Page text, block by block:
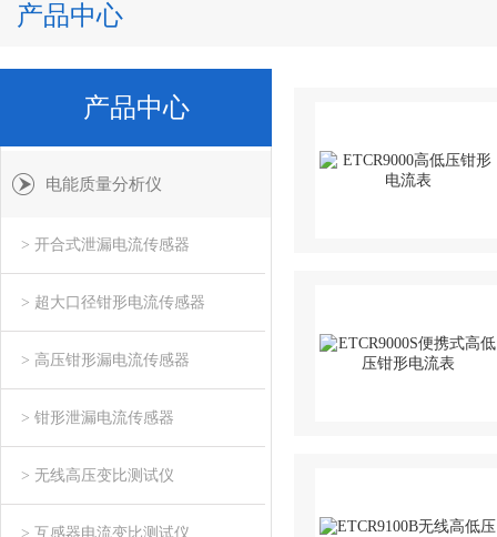
产品中心
产品中心
电能质量分析仪
> 开合式泄漏电流传感器
> 超大口径钳形电流传感器
> 高压钳形漏电流传感器
> 钳形泄漏电流传感器
> 无线高压变比测试仪
> 互感器电流变比测试仪